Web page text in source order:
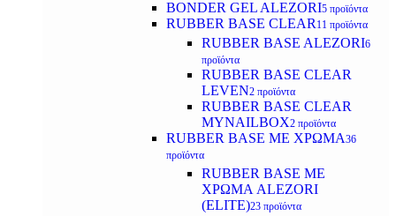
BONDER GEL ALEZORI5 προϊόντα
RUBBER BASE CLEAR 11 προϊόντα
RUBBER BASE ALEZORI6
προϊόντα
RUBBER BASE CLEAR
LEVEN2 προϊόντα
RUBBER BASE CLEAR
MYNAILBOX2 προϊόντα
RUBBER BASE ΜΕ ΧΡΩΜΑ36
προϊόντα
RUBBER BASE ΜΕ
ΧΡΩΜΑ ALEZORI
(ELITE)23 προϊόντα